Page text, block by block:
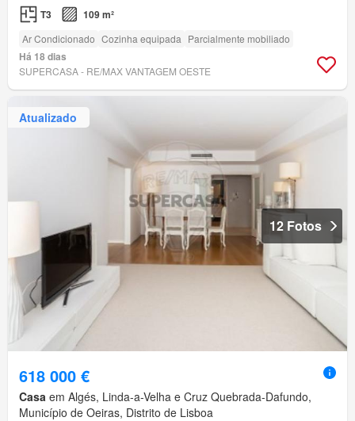
T3 109 m²
Ar Condicionado Cozinha equipada Parcialmente mobiliado
Há 18 dias
SUPERCASA - RE/MAX VANTAGEM OESTE
Atualizado
12 Fotos
618 000 €
Casa em Algés, Linda-a-Velha e Cruz Quebrada-Dafundo,
Município de Oeiras, Distrito de Lisboa